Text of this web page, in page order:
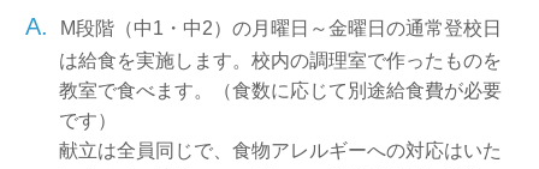
A.
M段階（中1・中2）の月曜日～金曜日の通常登校日
は給食を実施します。校内の調理室で作ったものを
教室で食べます。（食数に応じて別途給食費が必要
です）
献立は全員同じで、食物アレルギーへの対応はいた